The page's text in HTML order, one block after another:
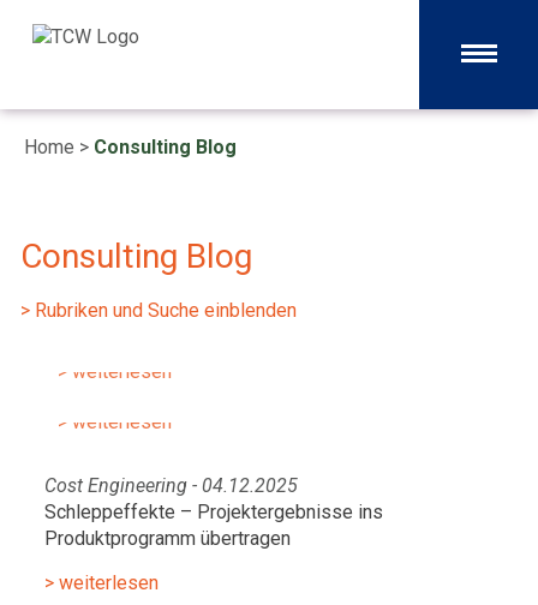
Home > Consulting Blog
Consulting Blog
> Rubriken und Suche einblenden
Smart Cost Cutting: Kosten senken
> weiterlesen
Cost Engineering - 07.01.2026
> weiterlesen
Cost Engineering - 04.12.2025
Schleppeffekte – Projektergebnisse ins
Produktprogramm übertragen
> weiterlesen